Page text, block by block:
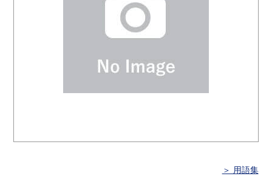
＞ 用語集